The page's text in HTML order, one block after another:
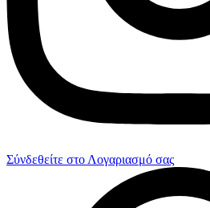
Σύνδεθείτε στο Λογαριασμό σας